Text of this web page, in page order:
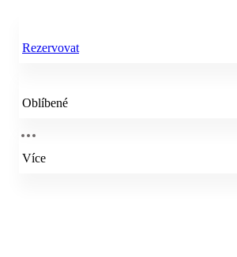
Rezervovat
Oblíbené
Více